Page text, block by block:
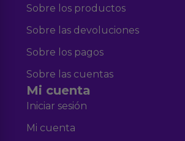
Sobre los productos
Sobre las devoluciones
Sobre los pagos
Sobre las cuentas
Mi cuenta
Iniciar sesión
Mi cuenta